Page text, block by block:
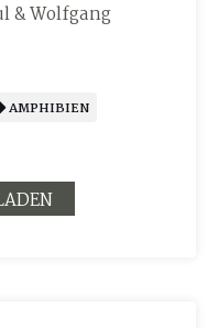
& Wolfgang
AMPHIBIEN